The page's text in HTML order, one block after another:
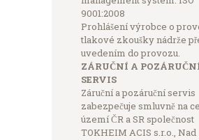
9001:2008
Prohlášení výrobce o
tlakové zkoušky nádrže
uvedením do provozu.
ZÁRUČNÍ A
SERVIS
Záruční a pozáruční servis
zabezpečuje smluvně na
území ČR a SR společnost
TOKHEIM ACIS s.r.o., Nad